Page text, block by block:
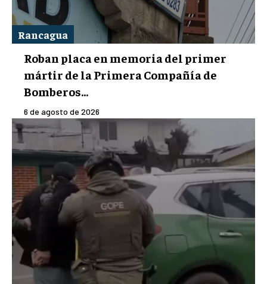
Rancagua
Roban placa en memoria del primer
mártir de la Primera Compañía de
Bomberos...
6 de agosto de 2026